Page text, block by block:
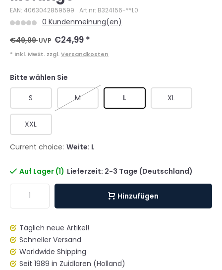
EAN: 4063042859599 Art.nr: B324156-**L0
0 Kundenmeinung(en)
€49,99UVP €24,99 *
* Inkl. MwSt. zzgl. Versandkosten
Bitte wählen Sie
S M L XL
XXL
Current choice: Weite: L
Auf Lager (1) Lieferzeit: 2-3 Tage (Deutschland)
Hinzufügen
Täglich neue Artikel!
Schneller Versand
Worldwide Shipping
Seit 1989 in Zuidlaren (Holland)